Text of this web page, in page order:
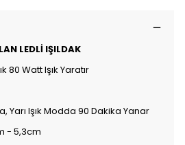
LEDLİ IŞILDAK
80 Watt Işık Yaratır
Yarı Işık Modda 90 Dakika Yanar
- 5,3cm